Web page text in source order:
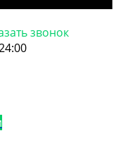
звонок